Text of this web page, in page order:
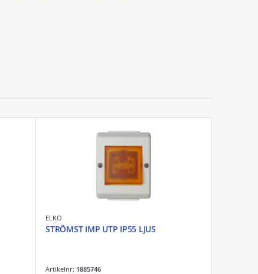
ELKO
STRÖMST IMP UTP IP55 LJUS
Artikelnr: 1885746